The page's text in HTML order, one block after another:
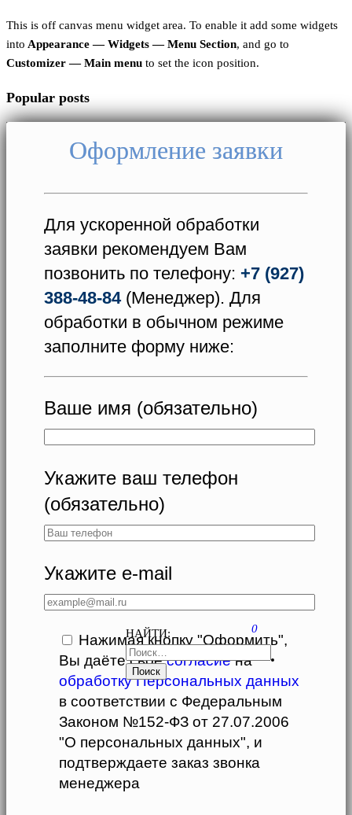
НАЙТИ: 0
This is off canvas menu widget area. To enable it add some widgets
into Appearance — Widgets — Menu Section, and go to
Customizer — Main menu to set the icon position.
Popular posts
Оформление заявки
Для ускоренной обработки
заявки рекомендуем Вам
позвонить по телефону: +7 (927)
388-48-84 (Менеджер). Для
обработки в обычном режиме
заполните форму ниже:
Ваше имя (обязательно)
Укажите ваш телефон
(обязательно)
Укажите e-mail
Нажимая кнопку "Оформить",
Вы даёте своесогласиена
обработку Персональных данных
в соответствии с Федеральным
Законом №152-ФЗ от 27.07.2006
"О персональных данных", и
подтверждаете заказ звонка
менеджера